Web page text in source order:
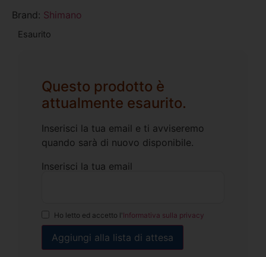
Brand: Shimano
Esaurito
Questo prodotto è
attualmente esaurito.
Inserisci la tua email e ti avviseremo
quando sarà di nuovo disponibile.
Inserisci la tua email
Ho letto ed accetto l'Informativa sulla privacy